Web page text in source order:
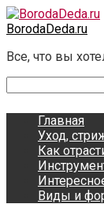
Перейти
к
BorodaDeda.ru
Все, что вы
Главная
Уход,
Как
Виды и